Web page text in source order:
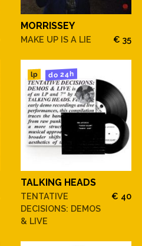
MORRISSEY
MAKE UP IS A LIE € 35
lp do 24h
TALKING HEADS
TENTATIVE
DECISIONS: DEMOS
& LIVE
€ 40